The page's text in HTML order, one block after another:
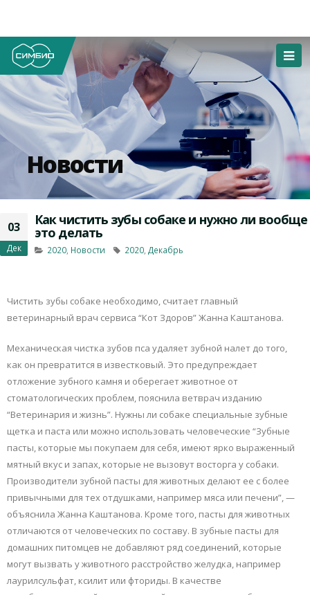
Новости
03
Дек
Как чистить зубы собаке и нужно ли вообще
это делать
2020, Новости 2020 Декабрь
Чистить зубы собаке необходимо, считает главный
ветеринарный врач сервиса “Кот Здоров” Жанна Каштанова.
Механическая чистка зубов пса удаляет зубной налет до того,
как он превратится в известковый. Это предупреждает
отложение зубного камня и оберегает животное от
стоматологических проблем, пояснила ветврач изданию
“Ветеринария и жизнь”. Нужны ли собаке специальные зубные
щетка и паста или можно использовать человеческие “Зубные
пасты, которые мы покупаем для себя, имеют ярко выраженный
мятный вкус и запах, которые не вызовут восторга у собаки.
Производители зубной пасты для животных делают ее с более
привычными для тех отдушками, например мяса или печени”, —
объяснила Жанна Каштанова. Кроме того, пасты для животных
отличаются от человеческих по составу. В зубные пасты для
домашних питомцев не добавляют ряд соединений, которые
могут вызвать у животного расстройство желудка, например
лаурилсульфат, ксилит или фториды. В качестве